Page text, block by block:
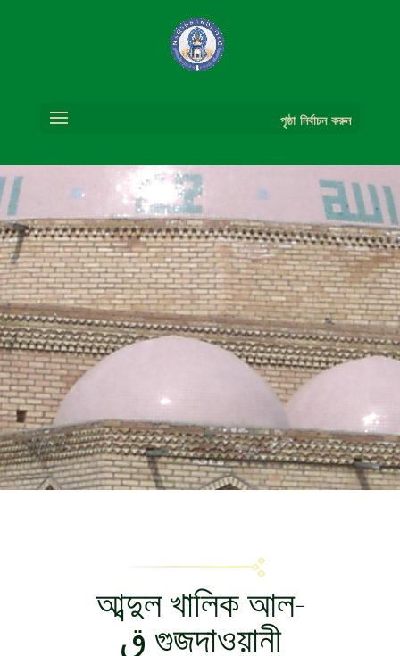
পৃষ্ঠা নির্বাচন করুন
আব্দুল খালিক আল-
গুজদাওয়ানী ق